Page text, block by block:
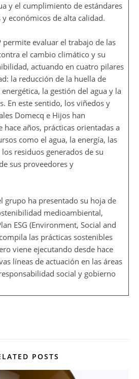
y el cumplimiento de estándares
económicos de alta calidad.
permite evaluar el trabajo de las
el cambio climático y su
actuando en cuatro pilares
la reducción de la huella de
la gestión del agua y la
En este sentido, los viñedos y
Domecq e Hijos han
años, prácticas orientadas a
como el agua, la energía, las
residuos generados de su
sus proveedores y
grupo ha presentado su hoja de
medioambiental,
ESG (Environment, Social and
las prácticas sostenibles
viene ejecutando desde hace
líneas de actuación en las áreas
social y gobierno
POSTS